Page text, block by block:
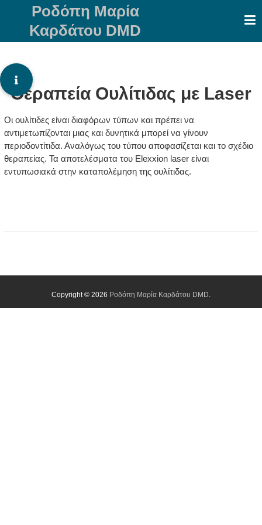
Ροδόπη Μαρία
Καρδάτου DMD
Θεραπεία Ουλίτιδας με Laser
Οι ουλίτιδες είναι διαφόρων τύπων και πρέπει να
αντιμετωπίζονται μιας και δυνητικά μπορεί να γίνουν
περιοδοντίτιδα. Αναλόγως του τύπου αποφασίζεται και το σχέδιο
θεραπείας. Τα αποτελέσματα του Elexxion laser είναι
εντυπωσιακά στην καταπολέμηση της ουλίτιδας.
Copyright © 2026 Ροδόπη Μαρία Καρδάτου DMD.